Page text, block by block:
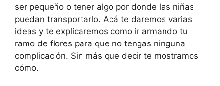
ser pequeño o tener algo por donde las niñas
puedan transportarlo. Acá te daremos varias
ideas y te explicaremos como ir armando tu
ramo de flores para que no tengas ninguna
complicación. Sin más que decir te mostramos
cómo.